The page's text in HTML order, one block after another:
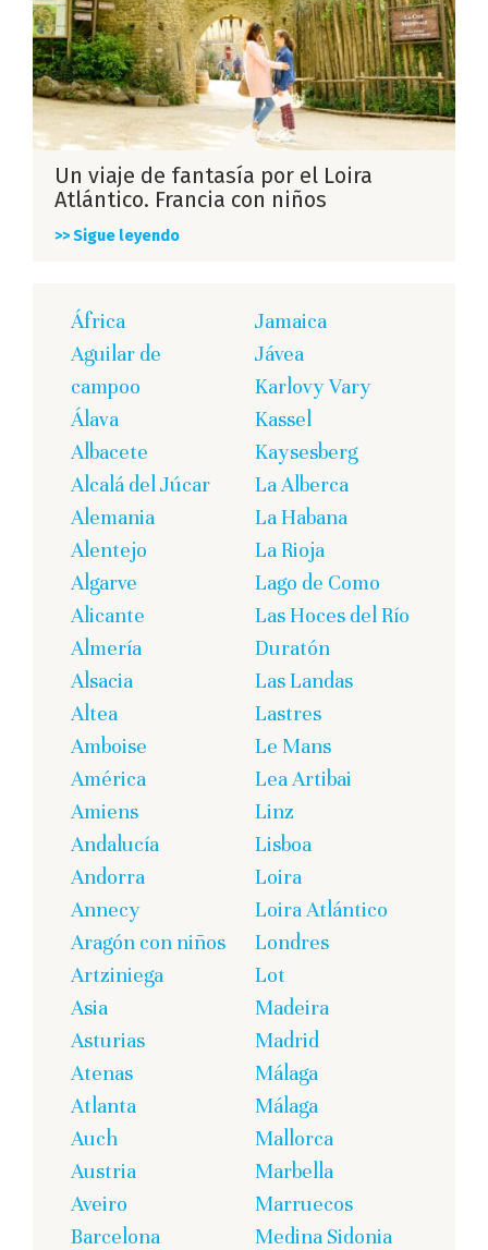
Un viaje de fantasía por el Loira
Atlántico. Francia con niños
>> Sigue leyendo
África
Aguilar de
campoo
Álava
Albacete
Alcalá del Júcar
Alemania
Alentejo
Algarve
Alicante
Almería
Alsacia
Altea
Amboise
América
Amiens
Andalucía
Andorra
Annecy
Aragón con niños
Artziniega
Asia
Asturias
Atenas
Atlanta
Auch
Austria
Aveiro
Barcelona
Jamaica
Jávea
Karlovy Vary
Kassel
Kaysesberg
La Alberca
La Habana
La Rioja
Lago de Como
Las Hoces del Río
Duratón
Las Landas
Lastres
Le Mans
Lea Artibai
Linz
Lisboa
Loira
Loira Atlántico
Londres
Lot
Madeira
Madrid
Málaga
Málaga
Mallorca
Marbella
Marruecos
Medina Sidonia